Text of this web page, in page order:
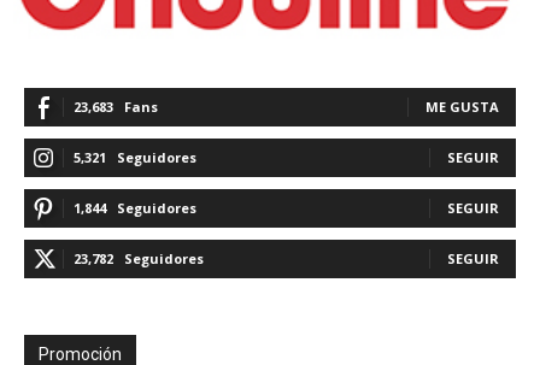
23,683 Fans ME GUSTA
5,321 Seguidores SEGUIR
1,844 Seguidores SEGUIR
23,782 Seguidores SEGUIR
Promoción